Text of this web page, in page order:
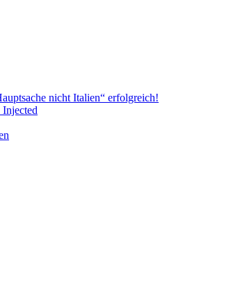
nicht Italien“ erfolgreich!